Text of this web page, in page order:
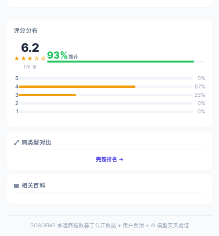
评分分布
6.2
★★★☆☆
176 条
93%推荐
5
0%
4
67%
3
33%
2
0%
1
0%
🔗 同类型对比
完整排名 →
📖 相关百科
SOSOEMS 承运商指数基于公开数据 + 用户反馈 + AI 模型交叉验证